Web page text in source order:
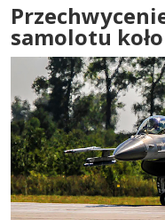
samolotu